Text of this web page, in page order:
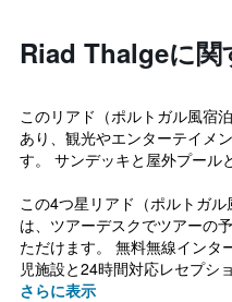
Riad Thalgeに関
このリアド（ポルトガル風宿
あり、観光やエンターテイメ
す。 サンデッキと屋外プール
この4つ星リアド（ポルトガ
は、ツアーデスクでツアーの
ただけます。 無料無線インタ
児施設と24時間対応レセプシ
さらに表示